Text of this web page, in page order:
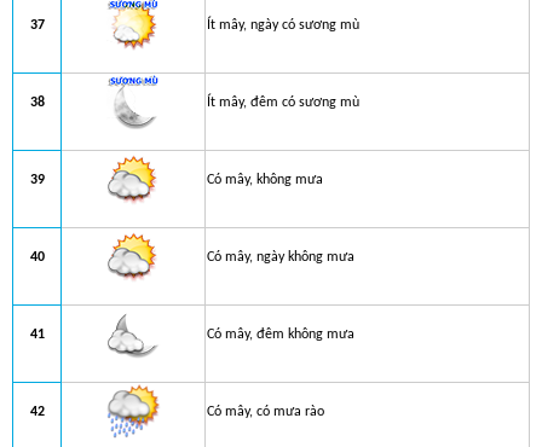
37 Ít mây, ngày có sương mù
38 Ít mây, đêm có sương mù
39 Có mây, không mưa
40 Có mây, ngày không mưa
41 Có mây, đêm không mưa
42 Có mây, có mưa rào